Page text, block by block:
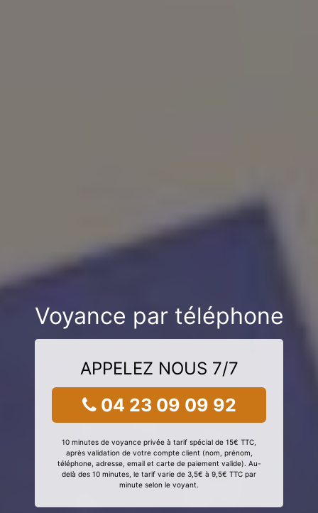
Voyance par téléphone
APPELEZ NOUS 7/7
04 23 09 09 92
10 minutes de voyance privée à tarif spécial de 15€ TTC,
après validation de votre compte client (nom, prénom,
téléphone, adresse, email et carte de paiement valide). Au-
delà des 10 minutes, le tarif varie de 3,5€ à 9,5€ TTC par
minute selon le voyant.